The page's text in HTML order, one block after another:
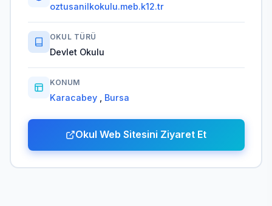
oztusanilkokulu.meb.k12.tr
OKUL TÜRÜ
Devlet Okulu
KONUM
Karacabey Bursa
Okul Web Sitesini Ziyaret Et